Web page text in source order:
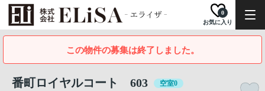
お気に入り
0
この物件の募集は終了しました。
番町ロイヤルコート 603 空室0